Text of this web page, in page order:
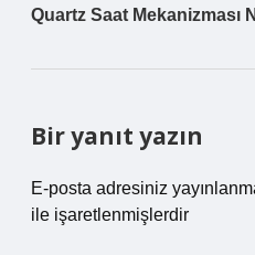
Quartz Saat Mekanizması
Bir yanıt yazın
E-posta adresiniz
ile işaretlenmişlerdir